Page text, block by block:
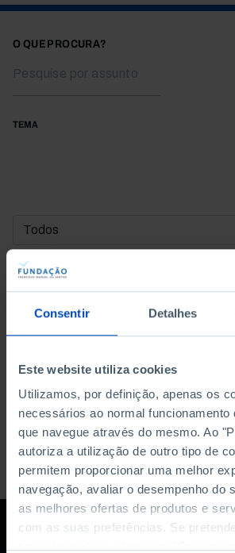
Consentir Detalhes
Este website utiliza cookies
Utilizamos, por definição, apenas os
necessários ao normal funcionamento
que navegue através do mesmo. Ao
autoriza a utilização de outro tipo de
permitem proporcionar uma melhor
navegação, avaliar o desempenho do
as melhores ofertas de produtos e
com as suas preferências. Se
O QUE PROCURA?
TEMA
DATA DE INÍCIO
DATA DE FIM